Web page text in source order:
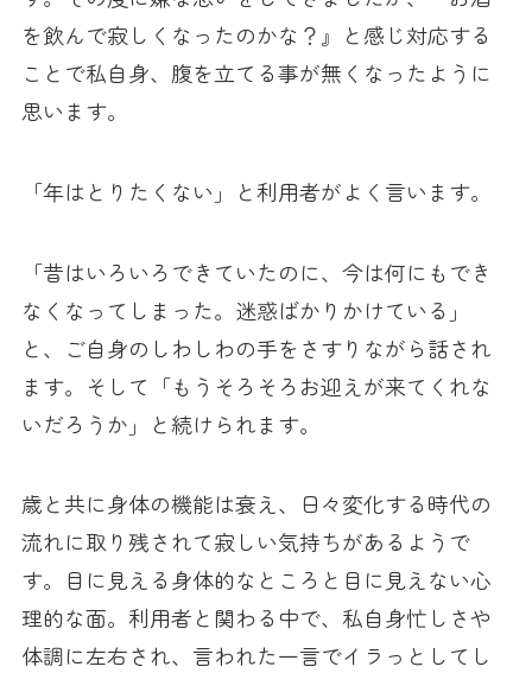
を飲んで寂しくなったのかな？』と感じ対応する
ことで私自身、腹を立てる事が無くなったように
思います。
「年はとりたくない」と利用者がよく言います。
「昔はいろいろできていたのに、今は何にもでき
なくなってしまった。迷惑ばかりかけている」
と、ご自身のしわしわの手をさすりながら話され
ます。そして「もうそろそろお迎えが来てくれな
いだろうか」と続けられます。
歳と共に身体の機能は衰え、日々変化する時代の
流れに取り残されて寂しい気持ちがあるようで
す。目に見える身体的なところと目に見えない心
理的な面。利用者と関わる中で、私自身忙しさや
体調に左右され、言われた一言でイラっとしてし